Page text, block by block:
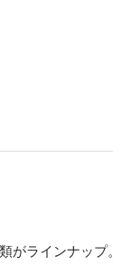
ラインナップ。